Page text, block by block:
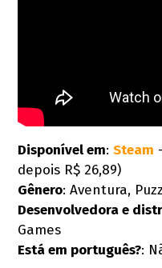
Disponível em:Steam
depois R$ 26,89)
Gênero: Aventura,
Desenvolvedora e
Games
Está em português?: